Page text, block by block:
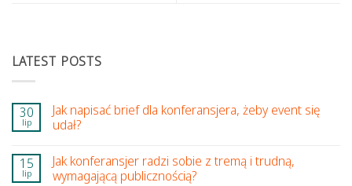
LATEST POSTS
30
lip
Jak napisać brief dla konferansjera, żeby event się
udał?
15
lip
Jak konferansjer radzi sobie z tremą i trudną,
wymagającą publicznością?